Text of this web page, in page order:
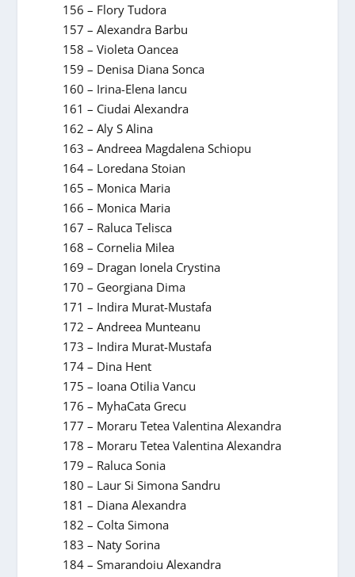
156 – Flory Tudora
157 – Alexandra Barbu
158 – Violeta Oancea
159 – Denisa Diana Sonca
160 – Irina-Elena Iancu
161 – Ciudai Alexandra
162 – Aly S Alina
163 – Andreea Magdalena Schiopu
164 – Loredana Stoian
165 – Monica Maria
166 – Monica Maria
167 – Raluca Telisca
168 – Cornelia Milea
169 – Dragan Ionela Crystina
170 – Georgiana Dima
171 – Indira Murat-Mustafa
172 – Andreea Munteanu
173 – Indira Murat-Mustafa
174 – Dina Hent
175 – Ioana Otilia Vancu
176 – MyhaCata Grecu
177 – Moraru Tetea Valentina Alexandra
178 – Moraru Tetea Valentina Alexandra
179 – Raluca Sonia
180 – Laur Si Simona Sandru
181 – Diana Alexandra
182 – Colta Simona
183 – Naty Sorina
184 – Smarandoiu Alexandra